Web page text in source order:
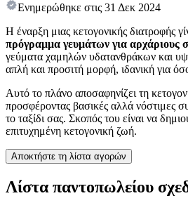
Ενημερώθηκε στις 31 Δεκ 2024
Η έναρξη μιας κετογονικής διατροφής
πρόγραμμα γευμάτων για αρχάριους
γεύματα χαμηλών υδατανθράκων και
απλή και προσιτή μορφή, ιδανική για
Αυτό το πλάνο αποσαφηνίζει τη
προσφέροντας βασικές αλλά νόστιμες
το ταξίδι σας. Σκοπός του είναι να
επιτυχημένη κετογονική ζωή.
Αποκτήστε τη λίστα αγορών
Λίστα παντοπωλείου